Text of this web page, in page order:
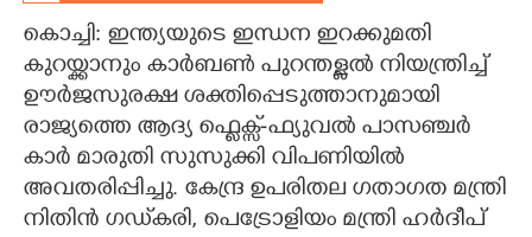
CARTOONS
LITERATURE
ZOOM
CONTACT US
കൊച്ചി: ഇന്ത്യയുടെ ഇന്ധന ഇറക്കുമതി
കുറയ്ക്കാനും കാർബൺ പുറന്തള്ളൽ നിയന്ത്രിച്ച്
ഊർജസുരക്ഷ ശക്തിപ്പെടുത്താനുമായി
രാജ്യത്തെ ആദ്യ ഫ്ലെക്സ്-ഫ്യുവൽ പാസഞ്ചർ
കാർ മാരുതി സുസുക്കി വിപണിയിൽ
അവതരിപ്പിച്ചു. കേന്ദ്ര ഉപരിതല ഗതാഗത മന്ത്രി
നിതിൻ ഗഡ്‌കരി, പെട്രോളിയം മന്ത്രി ഹർദീപ്